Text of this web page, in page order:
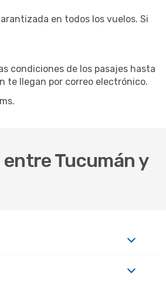
en todos los vuelos. Si
condiciones de los pasajes hasta
te llegan por correo electrónico.
Tucumán y